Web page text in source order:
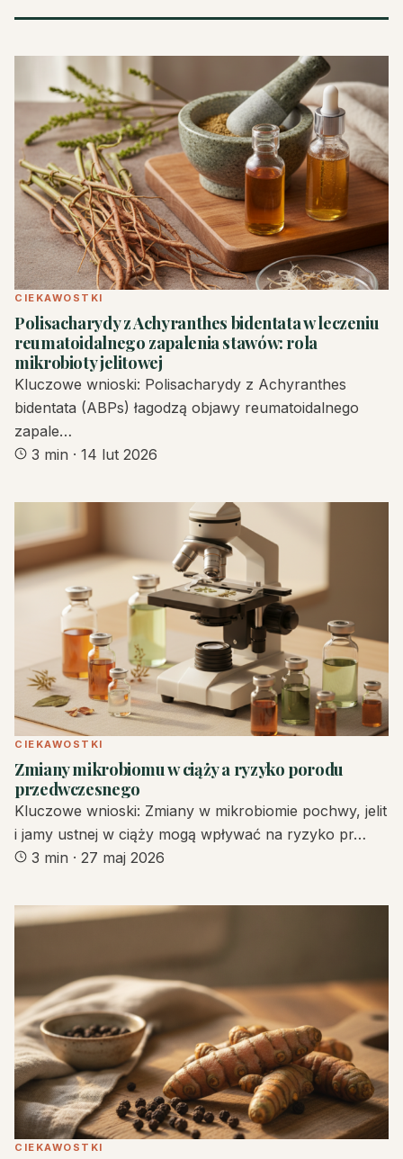
CIEKAWOSTKI
Polisacharydy z Achyranthes bidentata w leczeniu
reumatoidalnego zapalenia stawów: rola
mikrobioty jelitowej
Kluczowe wnioski: Polisacharydy z Achyranthes
bidentata (ABPs) łagodzą objawy reumatoidalnego
zapale…
3 min · 14 lut 2026
CIEKAWOSTKI
Zmiany mikrobiomu w ciąży a ryzyko porodu
przedwczesnego
Kluczowe wnioski: Zmiany w mikrobiomie pochwy, jelit
i jamy ustnej w ciąży mogą wpływać na ryzyko pr…
3 min · 27 maj 2026
CIEKAWOSTKI